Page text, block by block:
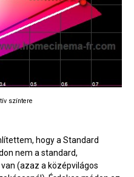
színtere
hogy a Standard
nem a standard,
(azaz a középvilágos